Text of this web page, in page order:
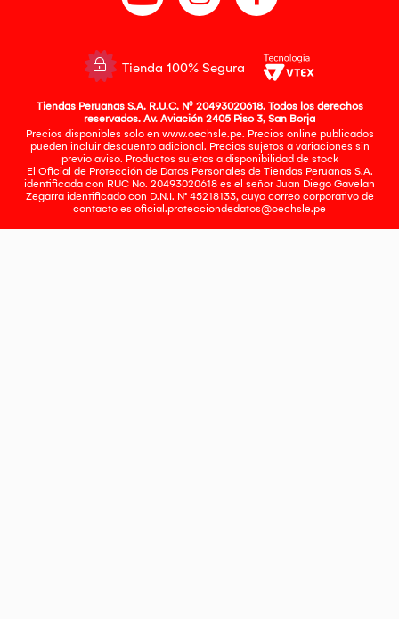
Tienda 100% Segura
Tiendas Peruanas S.A. R.U.C. Nº 20493020618. Todos los derechos
reservados. Av. Aviación 2405 Piso 3, San Borja
Precios disponibles solo en www.oechsle.pe. Precios online publicados
pueden incluir descuento adicional. Precios sujetos a variaciones sin
previo aviso. Productos sujetos a disponibilidad de stock
El Oficial de Protección de Datos Personales de Tiendas Peruanas S.A.
identificada con RUC No. 20493020618 es el señor Juan Diego Gavelan
Zegarra identificado con D.N.I. N° 45218133, cuyo correo corporativo de
contacto es oficial.protecciondedatos@oechsle.pe